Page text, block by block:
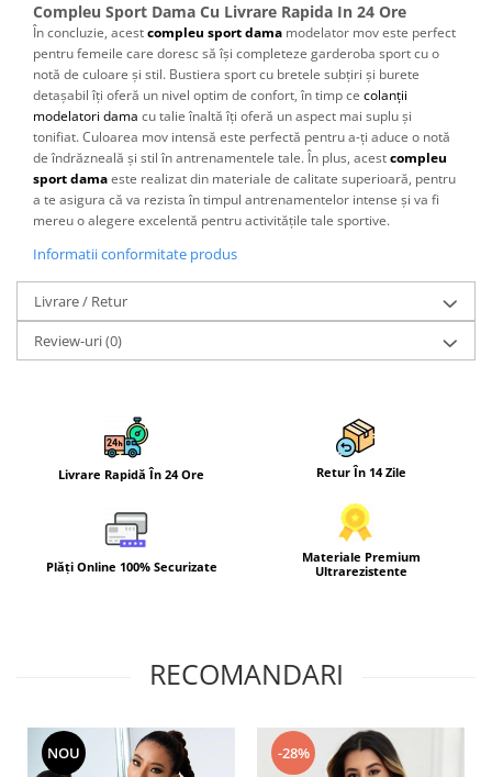
Compleu Sport Dama Cu Livrare Rapida In 24 Ore
În concluzie, acestcompleu sport dama modelator mov este perfect
pentru femeile care doresc să își completeze garderoba sport cu o
notă de culoare și stil. Bustiera sport cu bretele subțiri și burete
detașabil îți oferă un nivel optim de confort, în timp ce colanții
modelatori dama cu talie înaltă îți oferă un aspect mai suplu și
tonifiat. Culoarea mov intensă este perfectă pentru a-ți aduce o notă
de îndrăzneală și stil în antrenamentele tale. În plus, acestcompleu
sport damaeste realizat din materiale de calitate superioară, pentru
a te asigura că va rezista în timpul antrenamentelor intense și va fi
mereu o alegere excelentă pentru activitățile tale sportive.
Informatii conformitate produs
Livrare / Retur
Review-uri(0)
Livrare Rapidă În 24 Ore Retur În 14 Zile
Plăți Online 100% Securizate
Materiale Premium
Ultrarezistente
RECOMANDARI
NOU -28%